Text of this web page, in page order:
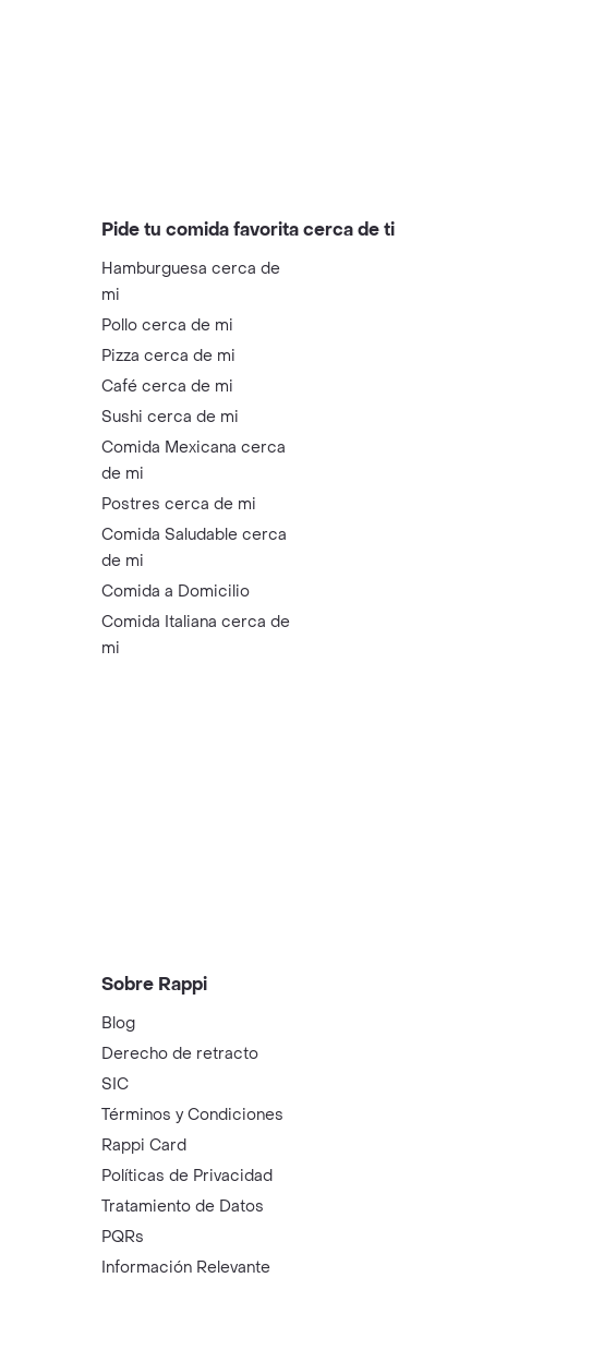
Pide tu comida favorita cerca de ti
Hamburguesa cerca de
mi
Pollo cerca de mi
Pizza cerca de mi
Café cerca de mi
Sushi cerca de mi
Comida Mexicana cerca
de mi
Postres cerca de mi
Comida Saludable cerca
de mi
Comida a Domicilio
Comida Italiana cerca de
mi
Sobre Rappi
Blog
Derecho de retracto
SIC
Términos y Condiciones
Rappi Card
Políticas de Privacidad
Tratamiento de Datos
PQRs
Información Relevante